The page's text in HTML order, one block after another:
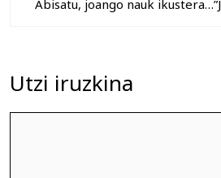
Abisatu, joango nauk
Utzi iruzkina